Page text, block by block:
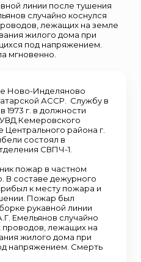
линии после тушения
случайно коснулся
лежащих на земле
жилого дома при
под напряжением.
мгновенно.
Ново-Инделяново
АССР. Службу в
1973 г. в должности
Кемеровского
района г.
состоял в
СВПЧ-1.
пожар в частном
В составе дежурного
к месту пожара и
Пожар был
рукавной линии
Емельянов случайно
проводов, лежащих на
жилого дома при
напряжением. Смерть